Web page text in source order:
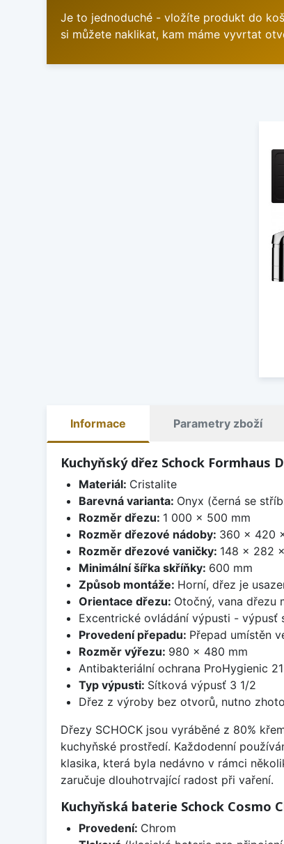
Je to jednoduché - vložíte produkt do
si můžete naklikat, kam máme vyvrtat
Informace Parametry zboží
Kuchyňský dřez Schock Formhaus
Materiál: Cristalite
Barevná varianta: Onyx (černá se
Rozměr dřezu: 1 000 x 500 mm
Rozměr dřezové nádoby: 360 x 420
Rozměr dřezové vaničky: 148 x 282
Minimální šířka skříňky: 600 mm
Způsob montáže: Horní, dřez je
Orientace dřezu: Otočný, vana dřezu
Excentrické ovládání výpusti - výpusť
Provedení přepadu: Přepad umístěn
Rozměr výřezu: 980 x 480 mm
Antibakteriální ochrana ProHygienic 21
Typ výpusti: Sítková výpusť 3 1/2
Dřez z výroby bez otvorů, nutno
Dřezy SCHOCK jsou vyráběné z 80%
kuchyňské prostředí. Každodenní
klasika, která byla nedávno v rámci
zaručuje dlouhotrvající radost při vaření.
Kuchyňská baterie Schock Cosmo
Provedení: Chrom